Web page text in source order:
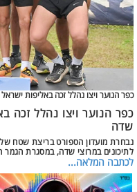
כפר הנוער ויצו נהלל זכה באליפות
כפר הנוער ויצו נהלל זכה
שדה
נבחרת מועדון הספורט בריצת שטח
לתיכונים במרוצי שדה, במסגרת
לכתבה המלאה...